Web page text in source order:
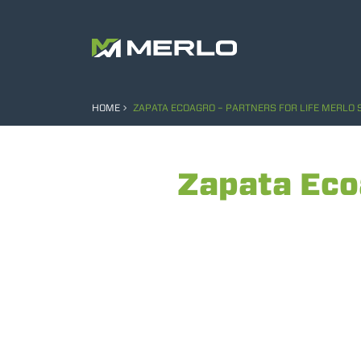
HOME ZAPATA ECOAGRO – PARTNERS FOR LIFE MERLO
Zapata